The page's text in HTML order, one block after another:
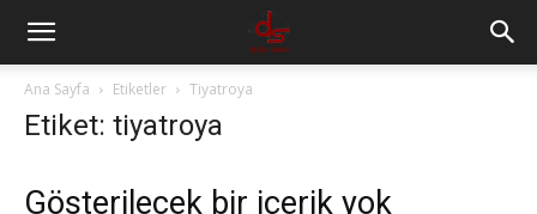
Ana Sayfa Etiketler Tiyatroya
Etiket: tiyatroya
Gösterilecek bir içerik yok